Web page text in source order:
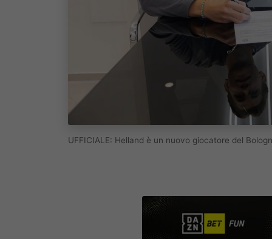
UFFICIALE: Helland è un nuovo giocatore del